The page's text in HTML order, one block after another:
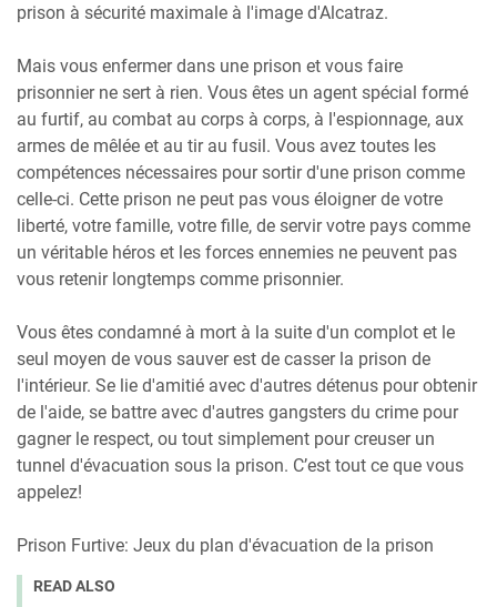
prison à sécurité maximale à l'image d'Alcatraz.
Mais vous enfermer dans une prison et vous faire
prisonnier ne sert à rien. Vous êtes un agent spécial formé
au furtif, au combat au corps à corps, à l'espionnage, aux
armes de mêlée et au tir au fusil. Vous avez toutes les
compétences nécessaires pour sortir d'une prison comme
celle-ci. Cette prison ne peut pas vous éloigner de votre
liberté, votre famille, votre fille, de servir votre pays comme
un véritable héros et les forces ennemies ne peuvent pas
vous retenir longtemps comme prisonnier.
Vous êtes condamné à mort à la suite d'un complot et le
seul moyen de vous sauver est de casser la prison de
l'intérieur. Se lie d'amitié avec d'autres détenus pour obtenir
de l'aide, se battre avec d'autres gangsters du crime pour
gagner le respect, ou tout simplement pour creuser un
tunnel d'évacuation sous la prison. C’est tout ce que vous
appelez!
Prison Furtive: Jeux du plan d'évacuation de la prison
READ ALSO